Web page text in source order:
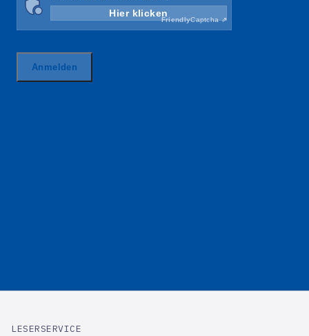
LESERSERVICE